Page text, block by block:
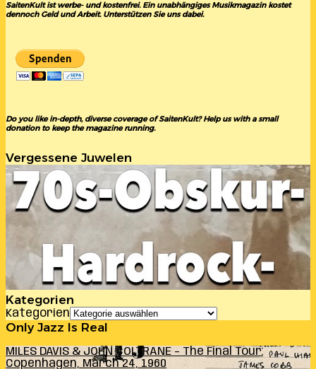
SaitenKult ist werbe- und kostenfrei. Ein unabhängiges Musikmagazin kostet
dennoch Geld und Arbeit. Unterstützen Sie uns dabei.
Do you like in-depth, diverse coverage of SaitenKult? Help us with a small
donation to keep the magazine running.
Vergessene Juwelen
Kategorien
Kategorien
Only Jazz Is Real
MILES DAVIS & JOHN COLTRANE – The Final Tour:
Copenhagen, March 24, 1960